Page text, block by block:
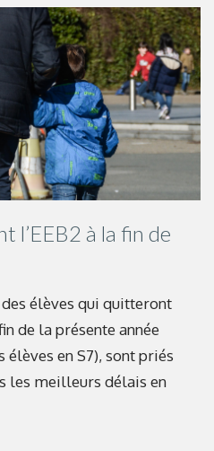
l’EEB2 à la fin de
élèves qui quitteront
de la présente année
élèves en S7), sont priés
les meilleurs délais en